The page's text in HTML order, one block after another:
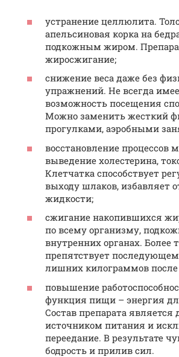
устранение целлюлита.
апельсиновая корка на
подкожным жиром.
жиросжигание;
снижение веса даже без
упражнений. Не всегда
возможность посещения
Можно заменить жесткий
прогулками, аэробными
восстановление процессов
выведение холестерина,
Клетчатка способствует
выходу шлаков, избавляет
жидкости;
сжигание накопившихся
по всему организму,
внутренних органах. Более
препятствует
лишних килограммов после
повышение
функция пищи – энергия
Состав препарата
источником питания и
переедание. В результате
бодрость и прилив сил.